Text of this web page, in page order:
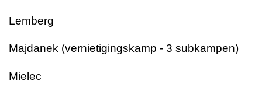
Lemberg
Majdanek (vernietigingskamp - 3 subkampen)
Mielec